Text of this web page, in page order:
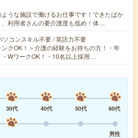
うな施設で働けるお仕事です！できたばか
、利用者さんの要介護度も低め！体…
ソコンスキル不要 / 英語力不要
ンクOK！＞介護の経験をお持ちの方！・年
WワークOK！・10名以上採用…
30代 40代 50代
60代
男性